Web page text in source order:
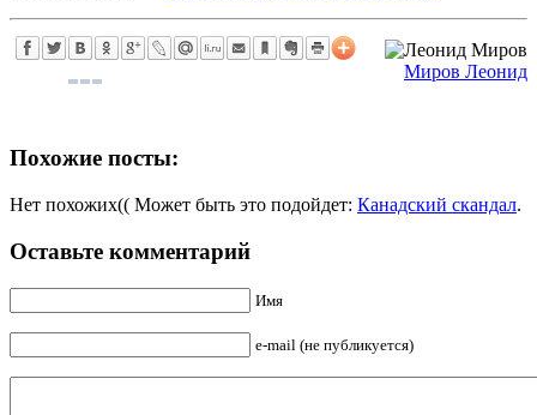
Миров Леонид
Похожие посты:
Нет похожих(( Может быть это подойдет: Канадский скандал.
Оставьте комментарий
Имя
e-mail (не публикуется)